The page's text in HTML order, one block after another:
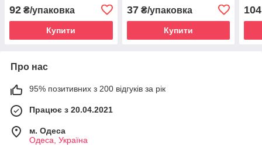
92 ₴/упаковка
Купити
37₴/упаковка
Купити
104
Про нас
95% позитивних з 200 відгуків за рік
Працює з 20.04.2021
м. Одеса
Одеса, Україна